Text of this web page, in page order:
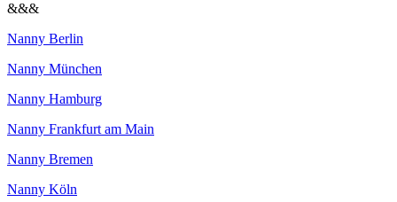
&&&
Nanny Berlin
Nanny München
Nanny Hamburg
Nanny Frankfurt am Main
Nanny Bremen
Nanny Köln